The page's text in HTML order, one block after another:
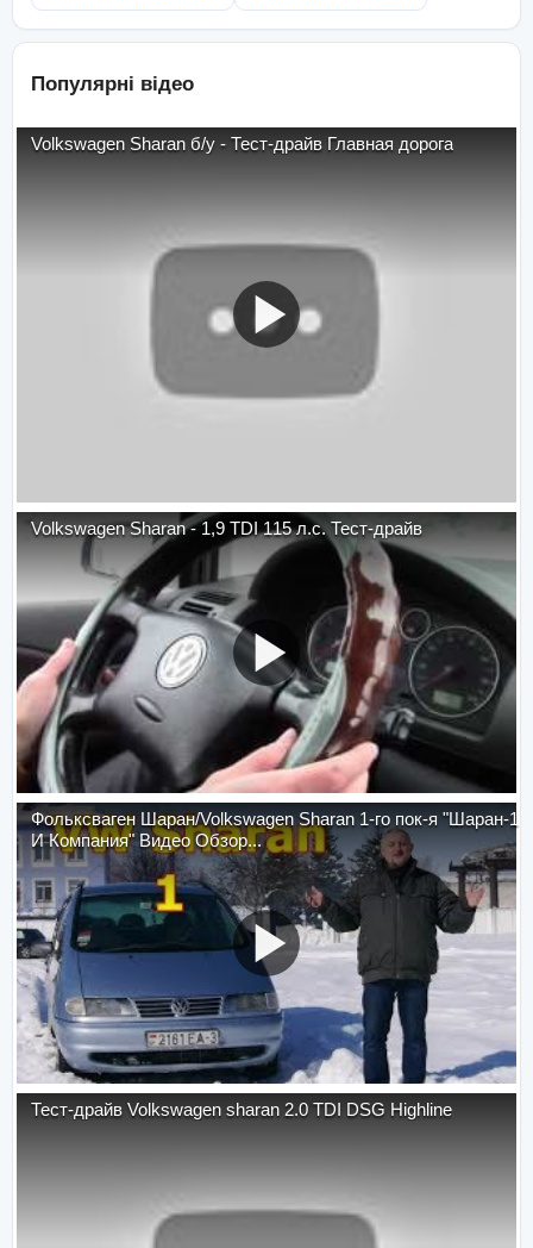
Популярні відео
Volkswagen Sharan б/у - Тест-драйв Главная дорога
Volkswagen Sharan - 1,9 TDI 115 л.с. Тест-драйв
Фольксваген Шаран/Volkswagen Sharan 1-го пок-я "Шаран-1
И Компания" Видео Обзор...
Тест-драйв Volkswagen sharan 2.0 TDI DSG Highline